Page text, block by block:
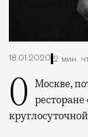
18.01.2020 2 мин.
О Москве, потерявшей свой характер, и о